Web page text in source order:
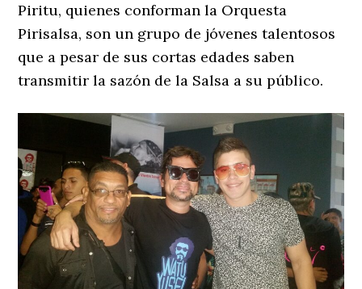
Piritu, quienes conforman la Orquesta
Pirisalsa, son un grupo de jóvenes talentosos
que a pesar de sus cortas edades saben
transmitir la sazón de la Salsa a su público.